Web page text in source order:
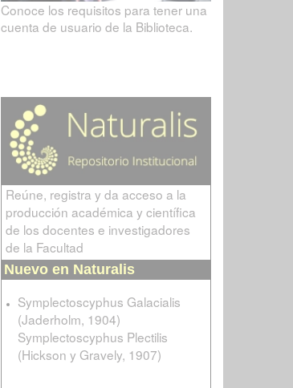
Conoce los requisitos para tener una
cuenta de usuario de la Biblioteca.
Reúne, registra y da acceso a la
producción académica y científica
de los docentes e investigadores
de la Facultad
Nuevo en Naturalis
Symplectoscyphus Galacialis
(Jaderholm, 1904)
Symplectoscyphus Plectilis
(Hickson y Gravely, 1907)